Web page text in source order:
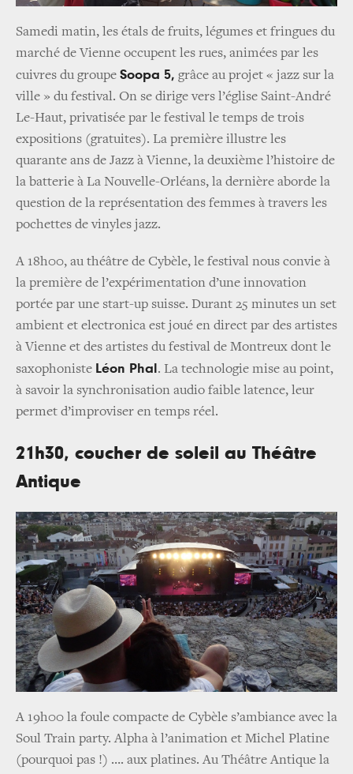
Samedi matin, les étals de fruits, légumes et fringues du
marché de Vienne occupent les rues, animées par les
cuivres du groupe Soopa 5, grâce au projet « jazz sur la
ville » du festival. On se dirige vers l’église Saint-André
Le-Haut, privatisée par le festival le temps de trois
expositions (gratuites). La première illustre les
quarante ans de Jazz à Vienne, la deuxième l’histoire de
la batterie à La Nouvelle-Orléans, la dernière aborde la
question de la représentation des femmes à travers les
pochettes de vinyles jazz.
A 18h00, au théâtre de Cybèle, le festival nous convie à
la première de l’expérimentation d’une innovation
portée par une start-up suisse. Durant 25 minutes un set
ambient et electronica est joué en direct par des artistes
à Vienne et des artistes du festival de Montreux dont le
saxophoniste Léon Phal . La technologie mise au point,
à savoir la synchronisation audio faible latence, leur
permet d’improviser en temps réel.
21h30, coucher de soleil au Théâtre
Antique
A 19h00 la foule compacte de Cybèle s’ambiance avec la
Soul Train party. Alpha à l’animation et Michel Platine
(pourquoi pas !) …. aux platines. Au Théâtre Antique la